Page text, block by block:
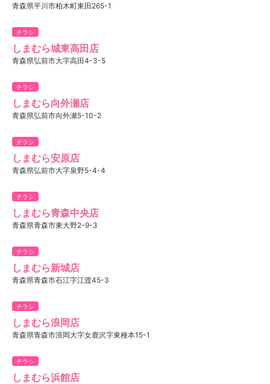
青森県平川市柏木町東田265-1
チラシ
しまむら城東高田店
青森県弘前市大字高田4-3-5
チラシ
しまむら向外瀬店
青森県弘前市向外瀬5-10-2
チラシ
しまむら安原店
青森県弘前市大字泉野5-4-4
チラシ
しまむら青森中央店
青森県青森市東大野2-9-3
チラシ
しまむら新城店
青森県青森市石江字江渡45-3
チラシ
しまむら浪岡店
青森県青森市浪岡大字女鹿沢字東種本15-1
チラシ
しまむら浜館店